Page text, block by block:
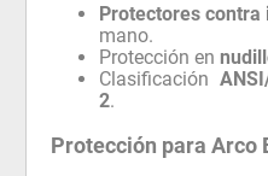
Protectores contra
mano.
Protección en
Clasificación
2.
Protección para Arco